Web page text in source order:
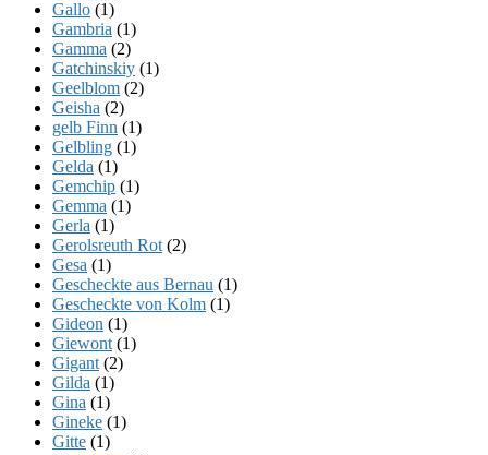
Gallo (1)
Gambria (1)
Gamma (2)
Gatchinskiy (1)
Geelblom (2)
Geisha (2)
gelb Finn (1)
Gelbling (1)
Gelda (1)
Gemchip (1)
Gemma (1)
Gerla (1)
Gerolsreuth Rot (2)
Gesa (1)
Gescheckte aus Bernau (1)
Gescheckte von Kolm (1)
Gideon (1)
Giewont (1)
Gigant (2)
Gilda (1)
Gina (1)
Gineke (1)
Gitte (1)